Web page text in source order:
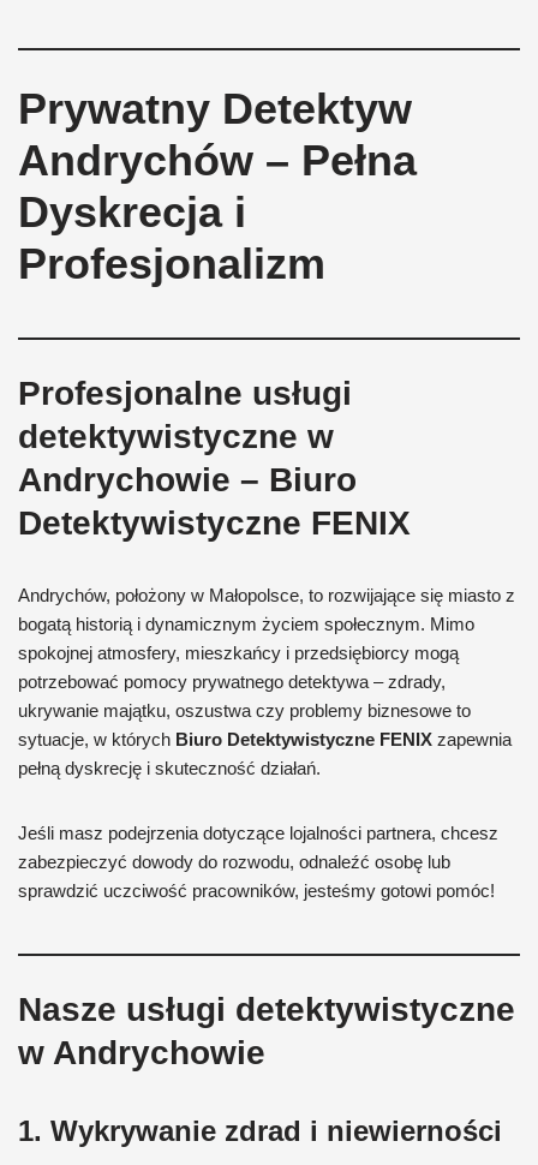
Prywatny Detektyw
Andrychów – Pełna
Dyskrecja i
Profesjonalizm
Profesjonalne usługi
detektywistyczne w
Andrychowie – Biuro
Detektywistyczne FENIX
Andrychów, położony w Małopolsce, to rozwijające się miasto z
bogatą historią i dynamicznym życiem społecznym. Mimo
spokojnej atmosfery, mieszkańcy i przedsiębiorcy mogą
potrzebować pomocy prywatnego detektywa – zdrady,
ukrywanie majątku, oszustwa czy problemy biznesowe to
sytuacje, w których Biuro Detektywistyczne FENIX zapewnia
pełną dyskrecję i skuteczność działań.
Jeśli masz podejrzenia dotyczące lojalności partnera, chcesz
zabezpieczyć dowody do rozwodu, odnaleźć osobę lub
sprawdzić uczciwość pracowników, jesteśmy gotowi pomóc!
Nasze usługi detektywistyczne
w Andrychowie
1. Wykrywanie zdrad i niewierności